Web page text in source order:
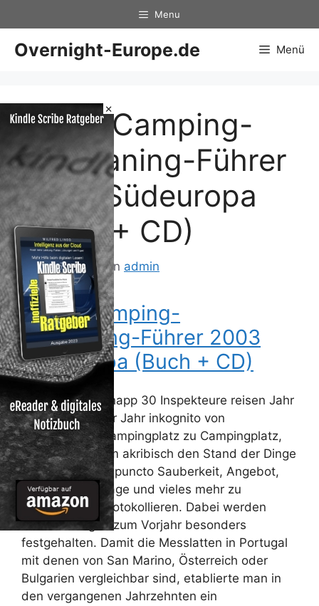
×
Inhalt
springen
Menu
Overnight-Europe.de Menü
ADAC Camping-
Caravaning-Führer
2003 Südeuropa
(Buch + CD)
20. Mai 2013 von admin
ADAC Camping-
Caravaning-Führer 2003
Südeuropa (Buch + CD)
Knapp 30 Inspekteure reisen Jahr
für Jahr inkognito von
Campingplatz zu Campingplatz,
um akribisch den Stand der Dinge
in puncto Sauberkeit, Angebot,
Lage und vieles mehr zu
protokollieren. Dabei werden
Veränderungen zum Vorjahr besonders
festgehalten. Damit die Messlatten in Portugal
mit denen von San Marino, Österreich oder
Bulgarien vergleichbar sind, etablierte man in
den vergangenen Jahrzehnten ein